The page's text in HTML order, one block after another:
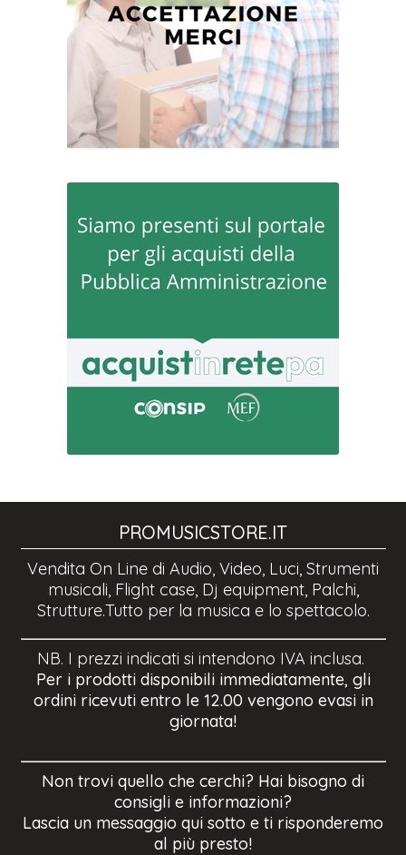
PROMUSICSTORE.IT
Vendita On Line di Audio, Video, Luci, Strumenti
musicali, Flight case, Dj equipment, Palchi,
Strutture.Tutto per la musica e lo spettacolo.
NB. I prezzi indicati si intendono IVA inclusa.
Per i prodotti disponibili immediatamente, gli
ordini ricevuti entro le 12.00 vengono evasi in
giornata!
Non trovi quello che cerchi? Hai bisogno di
consigli e informazioni?
Lascia un messaggio qui sotto e ti risponderemo
al più presto!